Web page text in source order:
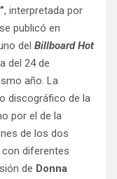
, interpretada por
publicó en
del Billboard Hot
del 24 de
año. La
discográfico de la
por el de la
de los dos
diferentes
de Donna